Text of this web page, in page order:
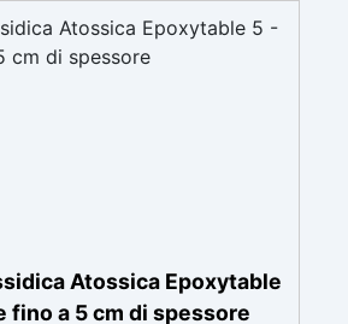
post catalisi per contatto
BPA free e VoC Free
Atossica Epoxytable
fino a 5 cm di spessore